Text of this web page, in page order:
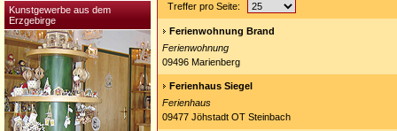
Kunstgewerbe aus dem
Erzgebirge
Treffer pro Seite:
Ferienwohnung Brand
Ferienwohnung
09496 Marienberg
Ferienhaus Siegel
Ferienhaus
09477 Jöhstadt OT Steinbach